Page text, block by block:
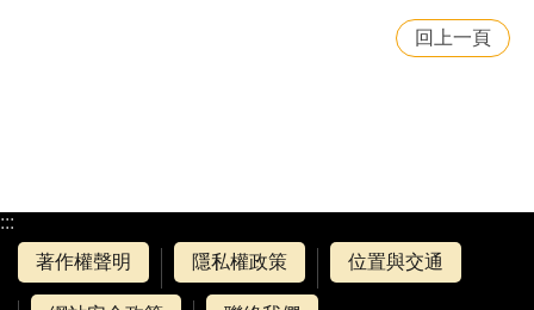
回上一頁
:::
著作權聲明
隱私權政策 位置與交通